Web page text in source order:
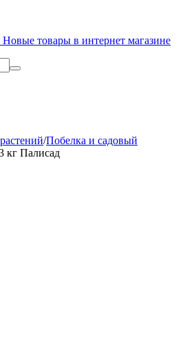
Новые товары в интернет магазине
/Побелка и садовый
кг Палисад